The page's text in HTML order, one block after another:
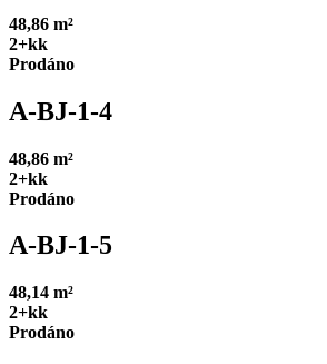
48,86 m²
2+kk
Prodáno
A-BJ-1-4
48,86 m²
2+kk
Prodáno
A-BJ-1-5
48,14 m²
2+kk
Prodáno